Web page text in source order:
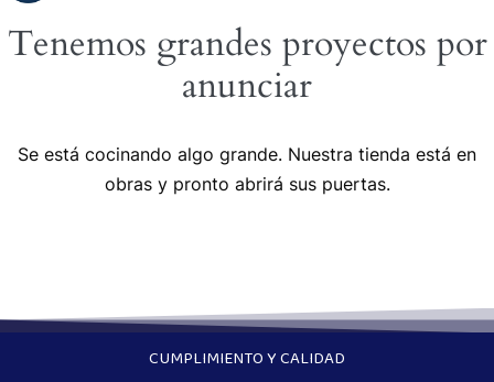
Tenemos grandes proyectos por
anunciar
Se está cocinando algo grande. Nuestra tienda está en
obras y pronto abrirá sus puertas.
CUMPLIMIENTO Y CALIDAD